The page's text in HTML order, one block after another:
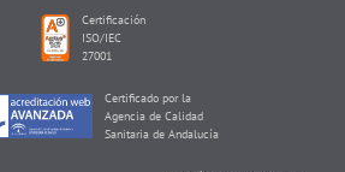
Certificación
ISO/IEC
27001
Certificado por la
Agencia de Calidad
Sanitaria de Andalucía